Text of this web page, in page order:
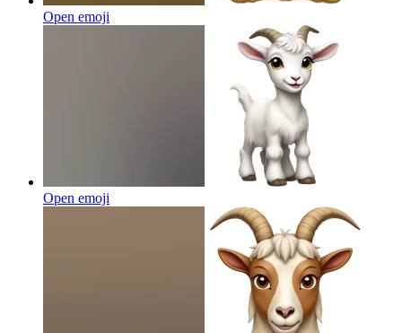
Open emoji
Open emoji